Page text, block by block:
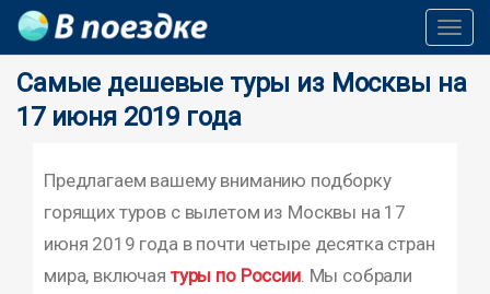
Самые дешевые туры из Москвы на
17 июня 2019 года
Предлагаем вашему вниманию подборку
горящих туров с вылетом из Москвы на 17
июня 2019 года в почти четыре десятка стран
мира, включая туры по России. Мы собрали